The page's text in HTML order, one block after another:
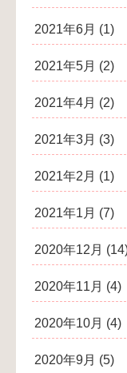
2021年6月 (1)
2021年5月 (2)
2021年4月 (2)
2021年3月 (3)
2021年2月 (1)
2021年1月 (7)
2020年12月
2020年11月 (4)
2020年10月 (4)
2020年9月 (5)